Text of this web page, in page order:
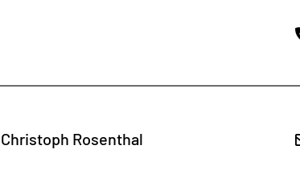
Christoph Rosenthal